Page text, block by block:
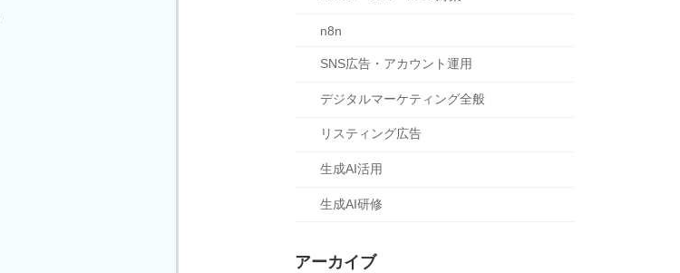
n8n
SNS広告・アカウント運用
デジタルマーケティング全般
リスティング広告
生成AI活用
生成AI研修
アーカイブ